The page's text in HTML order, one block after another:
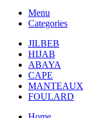
Menu
Categories
JILBEB
HIJAB
ABAYA
CAPE
MANTEAUX
FOULARD